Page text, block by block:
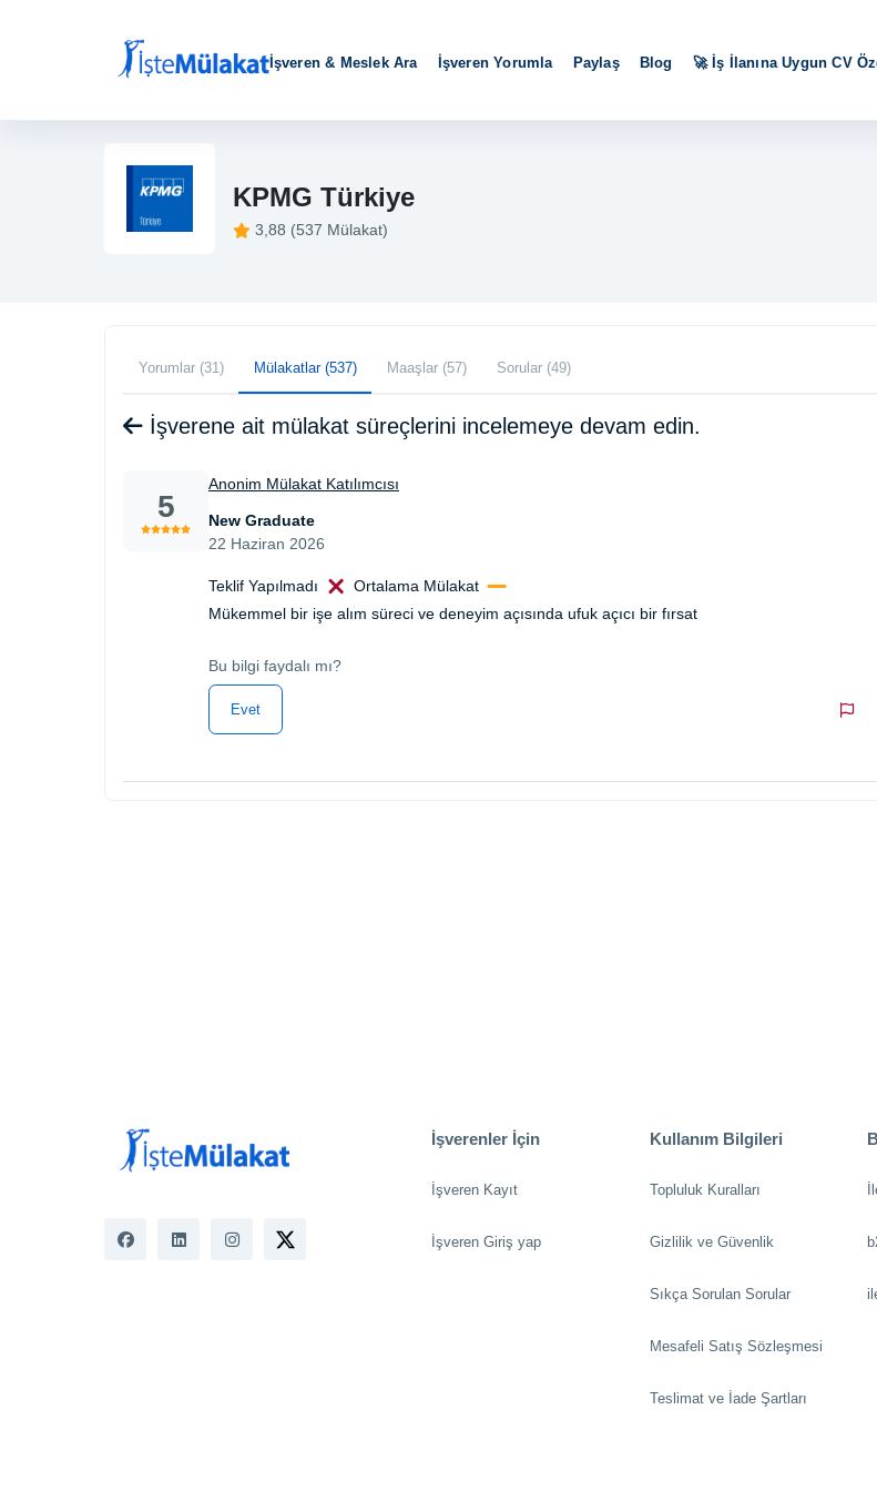
İşveren & Meslek Ara İşveren Yorumla Paylaş Blog 🚀 İş İlanına Uygun CV
KPMG Türkiye
3,88 (537 Mülakat)
Yorumlar (31) Mülakatlar (537) Maaşlar (57) Sorular (49)
İşverene ait mülakat süreçlerini incelemeye devam edin.
5
Anonim Mülakat Katılımcısı
New Graduate
22 Haziran 2026
Teklif Yapılmadı
Ortalama Mülakat
Mükemmel bir işe alım süreci ve deneyim açısında ufuk açıcı bir fırsat
Bu bilgi faydalı mı?
Evet
İşverenler İçin
İşveren Kayıt
İşveren Giriş yap
Kullanım Bilgileri
Topluluk Kuralları
Gizlilik ve Güvenlik
Sıkça Sorulan Sorular
Mesafeli Satış Sözleşmesi
Teslimat ve İade Şartları